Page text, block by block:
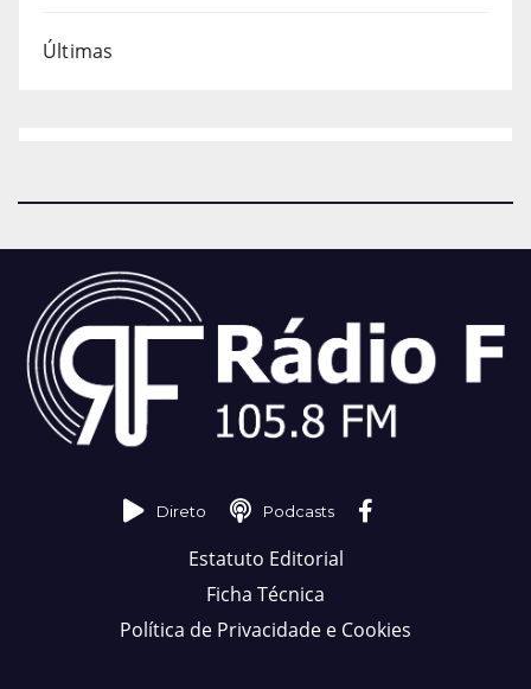
Últimas
Direto Podcasts
Estatuto Editorial
Ficha Técnica
Política de Privacidade e Cookies